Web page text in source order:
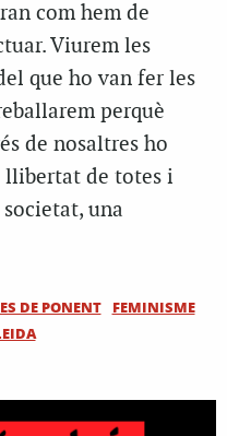
com hem de
Viurem les
que ho van fer les
perquè
de nosaltres ho
llibertat de totes i
una
DE PONENT
FEMINISME